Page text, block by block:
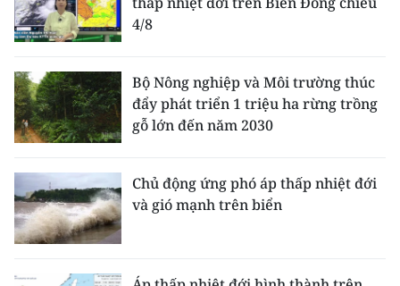
4/8
Bộ Nông nghiệp và Môi trường thúc
đẩy phát triển 1 triệu ha rừng trồng
gỗ lớn đến năm 2030
Chủ động ứng phó áp thấp nhiệt đới
và gió mạnh trên biển